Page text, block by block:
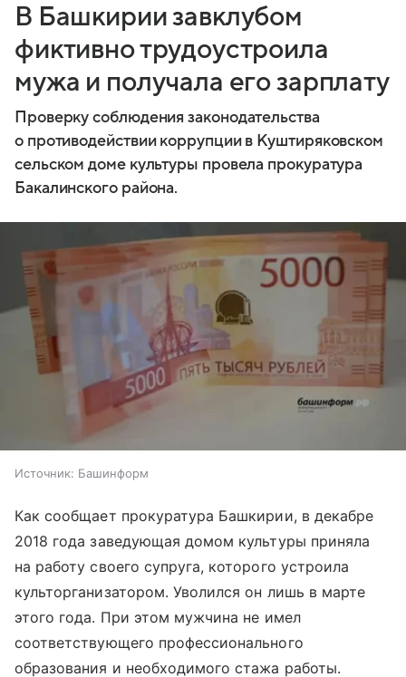
В Башкирии завклубом
фиктивно трудоустроила
мужа и получала его зарплату
Проверку соблюдения законодательства
о противодействии коррупции в Куштиряковском
сельском доме культуры провела прокуратура
Бакалинского района.
Источник: Башинформ
Как сообщает прокуратура Башкирии, в декабре
2018 года заведующая домом культуры приняла
на работу своего супруга, которого устроила
культорганизатором. Уволился он лишь в марте
этого года. При этом мужчина не имел
соответствующего профессионального
образования и необходимого стажа работы.